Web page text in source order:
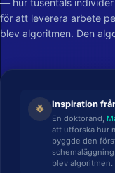
för att leverera arbete
blev algoritmen. Den
pest_control Inspiration
En doktorand,
att utforska hur
byggde den
blev algoritmen.